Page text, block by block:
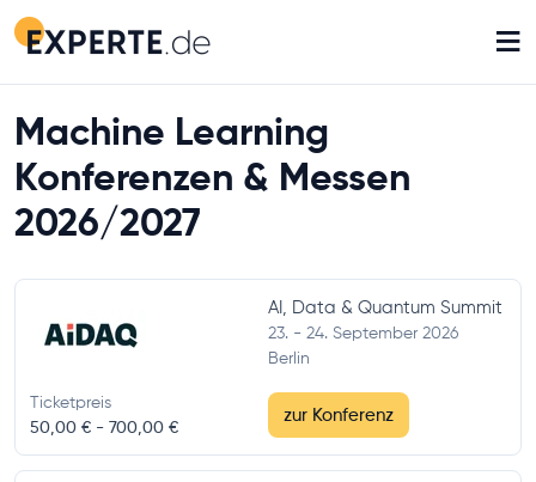
≡
Machine Learning
Konferenzen & Messen
2026/2027
AI, Data & Quantum Summit
23. - 24. September 2026
Berlin
Ticketpreis
50,00 € - 700,00 €
zur Konferenz